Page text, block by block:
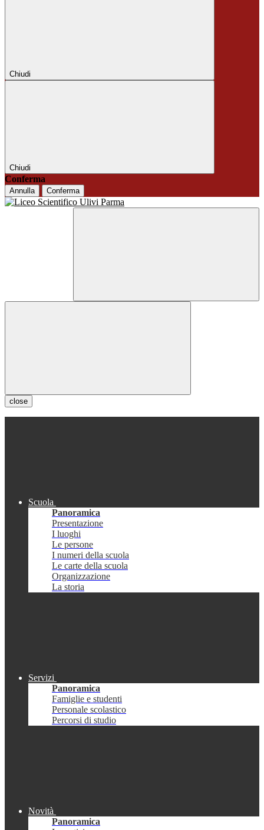
Chiudi
Chiudi
Conferma
Annulla Conferma
close
Scuola
Panoramica
Presentazione
I luoghi
Le persone
I numeri della scuola
Le carte della scuola
Organizzazione
La storia
Servizi
Panoramica
Famiglie e studenti
Personale scolastico
Percorsi di studio
Novità
Panoramica